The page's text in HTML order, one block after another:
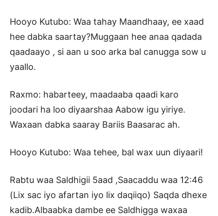
Hooyo Kutubo: Waa tahay Maandhaay, ee xaad
hee dabka saartay?Muggaan hee anaa qadada
qaadaayo , si aan u soo arka bal canugga sow u
yaallo.
Raxmo: habarteey, maadaaba qaadi karo
joodari ha loo diyaarshaa Aabow igu yiriye.
Waxaan dabka saaray Bariis Baasarac ah.
Hooyo Kutubo: Waa tehee, bal wax uun diyaari!
Rabtu waa Saldhigii 5aad ,Saacaddu waa 12:46
(Lix sac iyo afartan iyo lix daqiiqo) Saqda dhexe
kadib.Albaabka dambe ee Saldhigga waxaa